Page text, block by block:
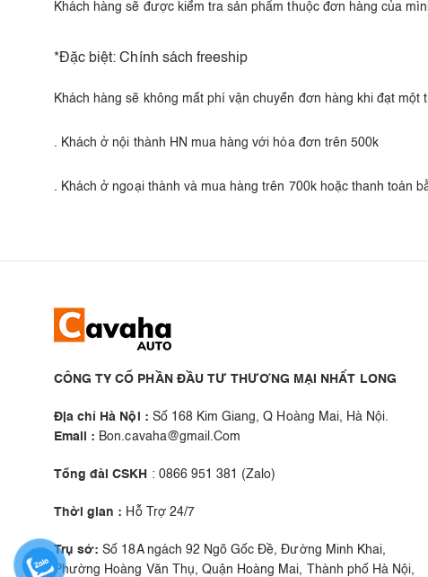
Khách hàng sẽ được kiểm tra sản phẩm thuộc đơn hàng của
*Đặc biệt: Chính sách freeship
Khách hàng sẽ không mất phí vận chuyển đơn hàng khi đạt một
. Khách ở nội thành HN mua hàng với hóa đơn trên 500k
. Khách ở ngoại thành và mua hàng trên 700k hoặc thanh toán
CÔNG TY CỔ PHẦN ĐẦU TƯ THƯƠNG MẠI NHẤT LONG
Địa chỉ Hà Nội : Số 168 Kim Giang, Q Hoàng Mai, Hà Nội.
Email : Bon.cavaha@gmail.Com
Tổng đài CSKH : 0866 951 381 (Zalo)
Thời gian : Hỗ Trợ 24/7
Trụ sở: Số 18A ngách 92 Ngõ Gốc Đề, Đường Minh Khai,
Phường Hoàng Văn Thụ, Quận Hoàng Mai, Thành phố Hà Nội,